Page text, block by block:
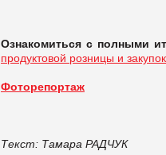
Ознакомиться с полными
продуктовой розницы и закупок
Фоторепортаж
Текст: Тамара РАДЧУК